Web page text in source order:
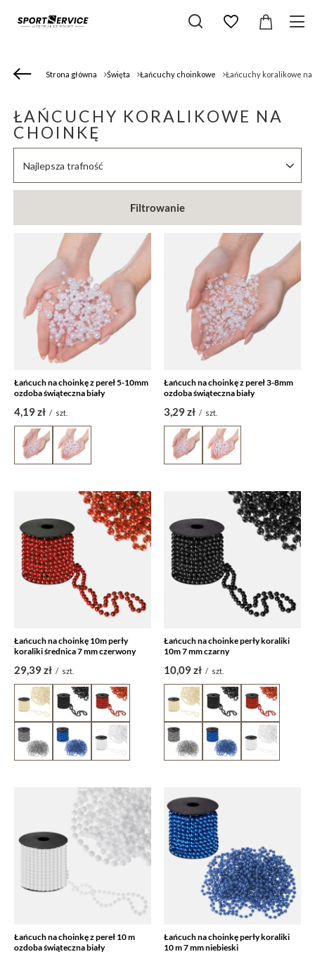
Strona główna Święta Łańcuchy choinkowe Łańcuchy koralikowe na
ŁAŃCUCHY KORALIKOWE NA
CHOINKĘ
Zmień sortowanie
Najlepsza trafność
Filtrowanie
Łańcuch na choinkę z pereł 5-10mm
ozdoba świąteczna biały
4,19 zł / szt.
Łańcuch na choinkę z pereł 3-8mm
ozdoba świąteczna biały
3,29 zł / szt.
Łańcuch na choinkę 10m perły
koraliki średnica 7 mm czerwony
29,39 zł / szt.
Łańcuch na choinke perły koraliki
10m 7 mm czarny
10,09 zł / szt.
Łańcuch na choinkę z pereł 10 m
ozdoba świąteczna biały
Łańcuch na choinkę perły koraliki
10 m 7 mm niebieski